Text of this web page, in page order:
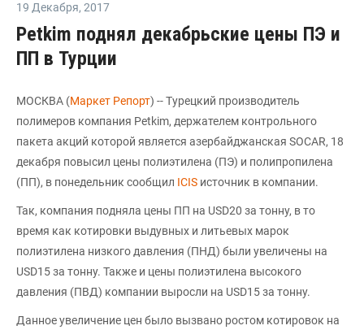
19 Декабря, 2017
Petkim поднял декабрьские цены ПЭ и
ПП в Турции
МОСКВА (Маркет Репорт) -- Турецкий производитель
полимеров компания Petkim, держателем контрольного
пакета акций которой является азербайджанская SOCAR, 18
декабря повысил цены полиэтилена (ПЭ) и полипропилена
(ПП), в понедельник сообщил ICIS источник в компании.
Так, компания подняла цены ПП на USD20 за тонну, в то
время как котировки выдувных и литьевых марок
полиэтилена низкого давления (ПНД) были увеличены на
USD15 за тонну. Также и цены полиэтилена высокого
давления (ПВД) компании выросли на USD15 за тонну.
Данное увеличение цен было вызвано ростом котировок на